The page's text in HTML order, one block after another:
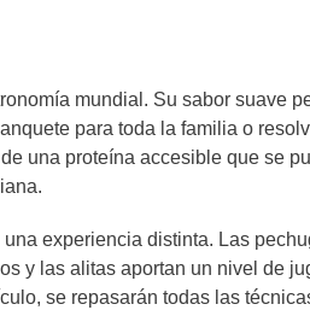
mundial. Su sabor suave
para toda la familia o
una proteína accesible que se
experiencia distinta. Las
y las alitas aportan un nivel de
se repasarán todas las